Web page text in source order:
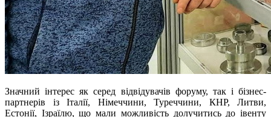
Значний інтерес як серед відвідувачів форуму, так і бізнес-
партнерів із Італії, Німеччини, Туреччини, КНР, Литви,
Естонії, Ізраїлю, що мали можливість долучитись до івенту